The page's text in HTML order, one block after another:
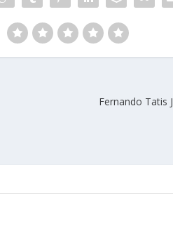
Fernando Tatis